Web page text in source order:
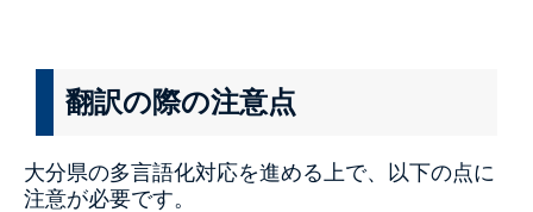
翻訳の際の注意点
大分県の多言語化対応を進める上で、以下の点に
注意が必要です。